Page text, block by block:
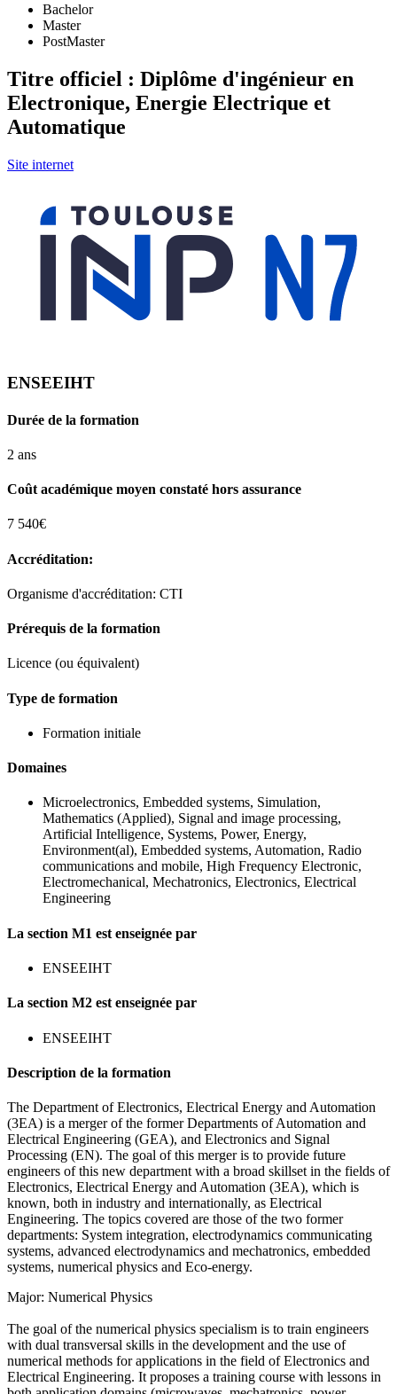
Bachelor
Master
PostMaster
Titre officiel : Diplôme d'ingénieur en
Electronique, Energie Electrique et
Automatique
Site internet
ENSEEIHT
Durée de la formation
2 ans
Coût académique moyen constaté hors assurance
7 540€
Accréditation:
Organisme d'accréditation: CTI
Prérequis de la formation
Licence (ou équivalent)
Type de formation
Formation initiale
Domaines
Microelectronics, Embedded systems, Simulation,
Mathematics (Applied), Signal and image processing,
Artificial Intelligence, Systems, Power, Energy,
Environment(al), Embedded systems, Automation, Radio
communications and mobile, High Frequency Electronic,
Electromechanical, Mechatronics, Electronics, Electrical
Engineering
La section M1 est enseignée par
ENSEEIHT
La section M2 est enseignée par
ENSEEIHT
Description de la formation
The Department of Electronics, Electrical Energy and Automation
(3EA) is a merger of the former Departments of Automation and
Electrical Engineering (GEA), and Electronics and Signal
Processing (EN). The goal of this merger is to provide future
engineers of this new department with a broad skillset in the fields of
Electronics, Electrical Energy and Automation (3EA), which is
known, both in industry and internationally, as Electrical
Engineering. The topics covered are those of the two former
departments: System integration, electrodynamics communicating
systems, advanced electrodynamics and mechatronics, embedded
systems, numerical physics and Eco-energy.
Major: Numerical Physics
The goal of the numerical physics specialism is to train engineers
with dual transversal skills in the development and the use of
numerical methods for applications in the field of Electronics and
Electrical Engineering. It proposes a training course with lessons in